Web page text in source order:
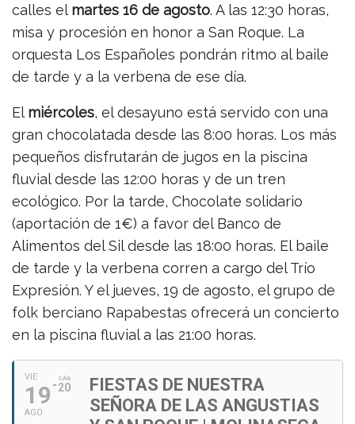
calles el martes 16 de agosto. A las 12:30 horas,
misa y procesión en honor a San Roque. La
orquesta Los Españoles pondrán ritmo al baile
de tarde y a la verbena de ese día.
El miércoles, el desayuno está servido con una
gran chocolatada desde las 8:00 horas. Los más
pequeños disfrutarán de jugos en la piscina
fluvial desde las 12:00 horas y de un tren
ecológico. Por la tarde, Chocolate solidario
(aportación de 1€) a favor del Banco de
Alimentos del Sil desde las 18:00 horas. El baile
de tarde y la verbena corren a cargo del Trío
Expresión. Y el jueves, 19 de agosto, el grupo de
folk berciano Rapabestas ofrecerá un concierto
en la piscina fluvial a las 21:00 horas.
VIE
19
AGO
SÁB
20
FIESTAS DE NUESTRA
SEÑORA DE LAS ANGUSTIAS